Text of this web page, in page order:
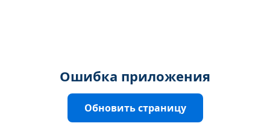
Ошибка приложения
Обновить страницу